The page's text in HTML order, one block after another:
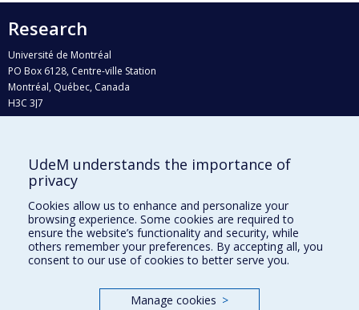
Research
Université de Montréal
PO Box 6128, Centre-ville Station
Montréal, Québec, Canada
H3C 3J7
Who does what?
Find us
Site map
Accessibility
UdeM understands the importance of
privacy
Cookies allow us to enhance and personalize your
browsing experience. Some cookies are required to
ensure the website’s functionality and security, while
others remember your preferences. By accepting all, you
consent to our use of cookies to better serve you.
Manage cookies >